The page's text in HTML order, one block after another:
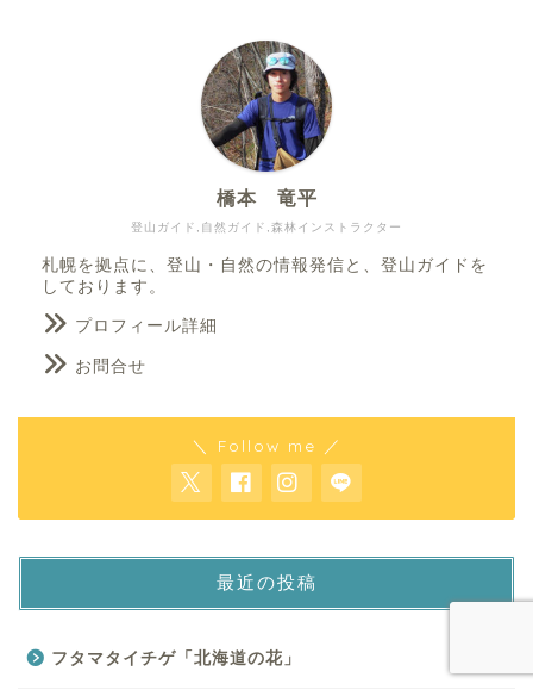
登山ガイド,自然ガイド,森林インストラクター
橋本 竜平
札幌を拠点に、登山・自然の情報発信と、登山ガイドを
しております。
プロフィール詳細
お問合せ
＼ Follow me ／
最近の投稿
フタマタイチゲ「北海道の花」